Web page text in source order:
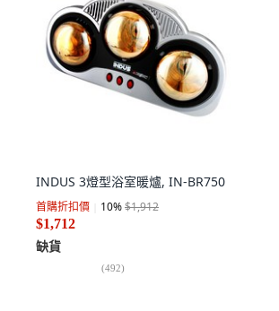
INDUS 3燈型浴室暖爐, IN-BR750
首購折扣價 10%$1,912
$1,712
缺貨
(492)